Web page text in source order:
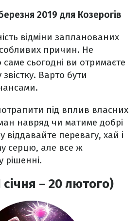
2019 для Козерогів
відміни запланованих
причин. Не
сьогодні ви отримаєте
Варто бути
під вплив власних
навряд чи матиме добрі
віддавайте перевагу, хай і
серцю, але все ж
рішенні.
січня – 20 лютого)